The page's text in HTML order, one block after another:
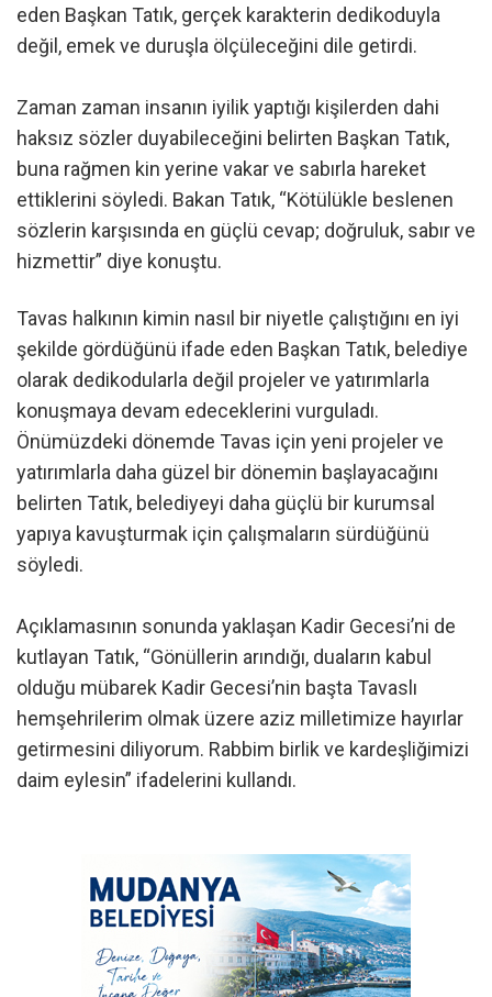
eden Başkan Tatık, gerçek karakterin dedikoduyla
değil, emek ve duruşla ölçüleceğini dile getirdi.
Zaman zaman insanın iyilik yaptığı kişilerden dahi
haksız sözler duyabileceğini belirten Başkan Tatık,
buna rağmen kin yerine vakar ve sabırla hareket
ettiklerini söyledi. Bakan Tatık, “Kötülükle beslenen
sözlerin karşısında en güçlü cevap; doğruluk, sabır ve
hizmettir” diye konuştu.
Tavas halkının kimin nasıl bir niyetle çalıştığını en iyi
şekilde gördüğünü ifade eden Başkan Tatık, belediye
olarak dedikodularla değil projeler ve yatırımlarla
konuşmaya devam edeceklerini vurguladı.
Önümüzdeki dönemde Tavas için yeni projeler ve
yatırımlarla daha güzel bir dönemin başlayacağını
belirten Tatık, belediyeyi daha güçlü bir kurumsal
yapıya kavuşturmak için çalışmaların sürdüğünü
söyledi.
Açıklamasının sonunda yaklaşan Kadir Gecesi’ni de
kutlayan Tatık, “Gönüllerin arındığı, duaların kabul
olduğu mübarek Kadir Gecesi’nin başta Tavaslı
hemşehrilerim olmak üzere aziz milletimize hayırlar
getirmesini diliyorum. Rabbim birlik ve kardeşliğimizi
daim eylesin” ifadelerini kullandı.